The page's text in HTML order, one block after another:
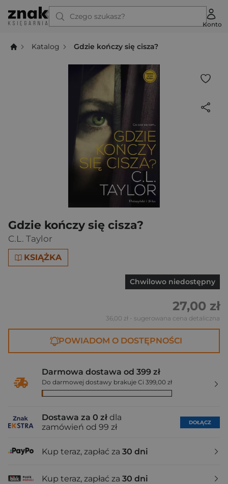
Czego szukasz?
Konto
Katalog Gdzie kończy się cisza?
Gdzie kończy się cisza?
C.L. Taylor
KSIĄŻKA
Chwilowo niedostępny
27,00 zł
36,00 zł - sugerowana cena detaliczna
POWIADOM O DOSTĘPNOŚCI
Darmowa dostawa od 399 zł
Do darmowej dostawy brakuje Ci 399,00 zł
Dostawa za 0 zł dla
zamówień od 99 zł
DOŁĄCZ
Kup teraz, zapłać za 30 dni
Kup teraz, zapłać za 30 dni